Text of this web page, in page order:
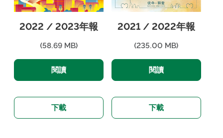
2022 / 2023年報
(58.69 MB)
閱讀
下載
2021 / 2022年報
(235.00 MB)
閱讀
下載